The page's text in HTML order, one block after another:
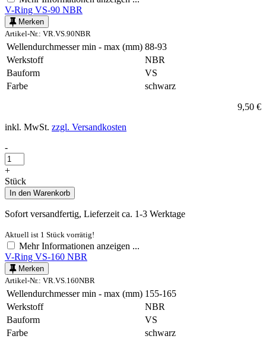
V-Ring VS-90 NBR
Merken
Artikel-Nr.: VR.VS.90NBR
Wellendurchmesser min - max (mm) 88-93
Werkstoff
NBR
Bauform
VS
Farbe
schwarz
9,50 €
inkl. MwSt. zzgl. Versandkosten
-
+
Stück
In den Warenkorb
Sofort versandfertig, Lieferzeit ca. 1-3 Werktage
Aktuell ist 1 Stück vorrätig!
Mehr Informationen anzeigen ...
V-Ring VS-160 NBR
Merken
Artikel-Nr.: VR.VS.160NBR
Wellendurchmesser min - max (mm) 155-165
Werkstoff
NBR
Bauform
VS
Farbe
schwarz